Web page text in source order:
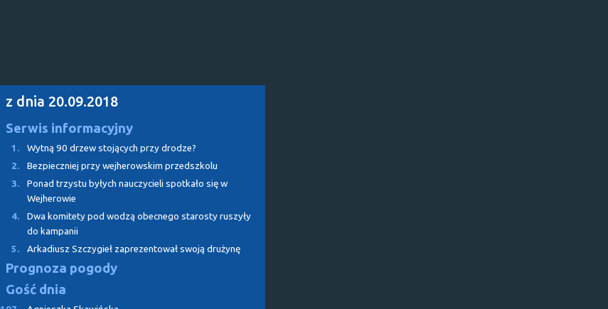
z dnia 20.09.2018
Serwis informacyjny
1.
Wytną 90 drzew stojących przy drodze?
2.
Bezpieczniej przy wejherowskim przedszkolu
3.
Ponad trzystu byłych nauczycieli spotkało się w
Wejherowie
4.
Dwa komitety pod wodzą obecnego starosty ruszyły
do kampanii
5.
Arkadiusz Szczygieł zaprezentował swoją drużynę
Prognoza pogody
Gość dnia